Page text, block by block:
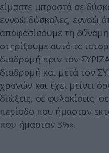
είμαστε μπροστά σε
εννοώ δύσκολες, εννοώ
αποφασίσουμε τη
στηρίξουμε αυτό το
διαδρομή πριν τον
διαδρομή και μετά τον
χρονών και έχει μείνει
διώξεις, σε φυλακίσεις,
περίοδο που ήμασταν
που ήμασταν 3%».